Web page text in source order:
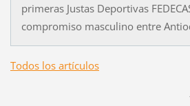
primeras Justas Deportivas
compromiso masculino entre
Todos los artículos